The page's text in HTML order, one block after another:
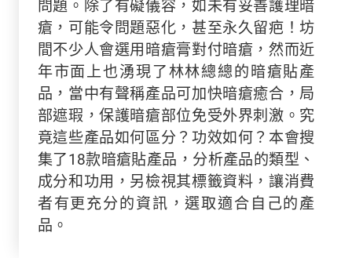
問題。除了有礙儀容，如未有妥善護理暗
瘡，可能令問題惡化，甚至永久留疤！坊
間不少人會選用暗瘡膏對付暗瘡，然而近
年市面上也湧現了林林總總的暗瘡貼產
品，當中有聲稱產品可加快暗瘡癒合，局
部遮瑕，保護暗瘡部位免受外界刺激。究
竟這些產品如何區分？功效如何？本會搜
集了18款暗瘡貼產品，分析產品的類型、
成分和功用，另檢視其標籤資料，讓消費
者有更充分的資訊，選取適合自己的產
品。